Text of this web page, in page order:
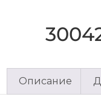
Описание